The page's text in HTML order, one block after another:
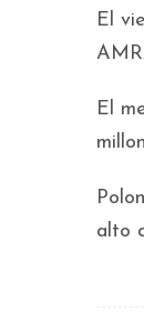
El
El
alto